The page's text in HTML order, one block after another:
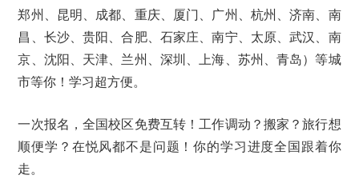
郑州、昆明、成都、重庆、厦门、广州、杭州、济南、南
昌、长沙、贵阳、合肥、石家庄、南宁、太原、武汉、南
京、沈阳、天津、兰州、深圳、上海、苏州、青岛）等城
市等你！学习超方便。
一次报名，全国校区免费互转！工作调动？搬家？旅行想
顺便学？在悦风都不是问题！你的学习进度全国跟着你
走。